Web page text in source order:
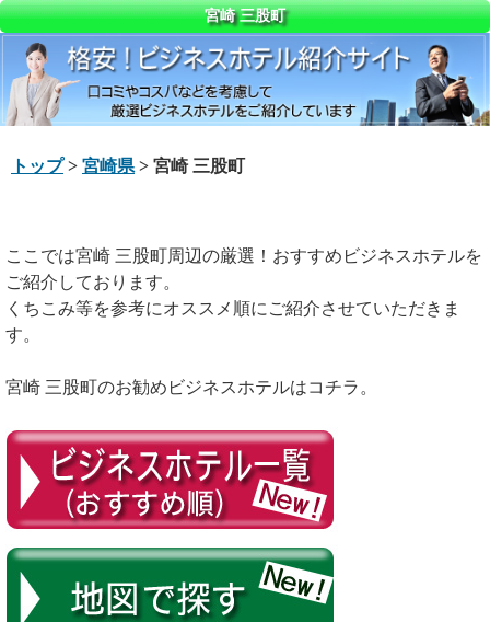
宮崎 三股町
トップ> 宮崎県 > 宮崎 三股町
ここでは宮崎 三股町周辺の厳選！おすすめビジネスホテルを
ご紹介しております。
くちこみ等を参考にオススメ順にご紹介させていただきま
す。
宮崎 三股町のお勧めビジネスホテルはコチラ。